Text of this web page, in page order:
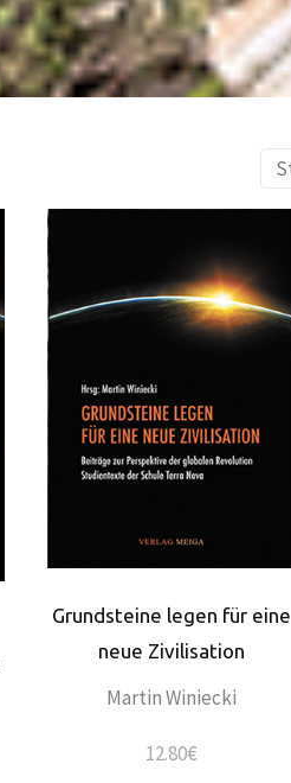
Grundsteine legen für eine
neue Zivilisation
Martin Winiecki
12.80€